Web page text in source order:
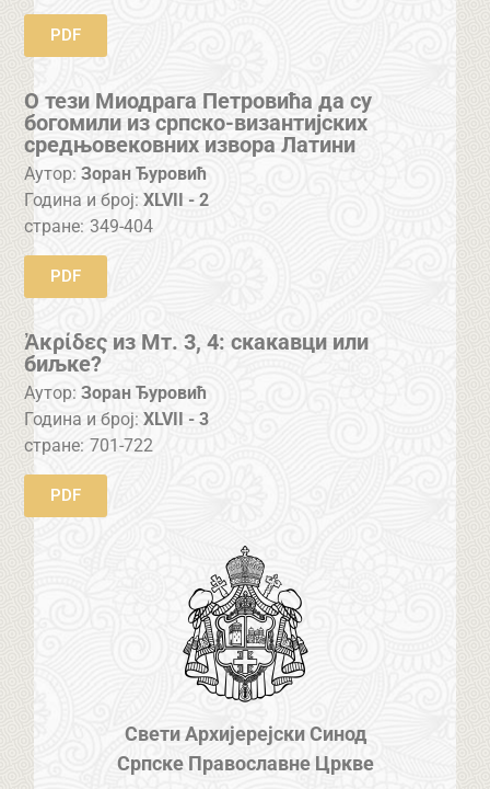
PDF
О тези Миодрага Петровића да су
богомили из српско-византијских
средњoвековних извора Латини
Аутор: Зоран Ђуровић
Година и број:XLVII - 2
стране: 349-404
PDF
Ἀκρίδες из Мт. 3, 4: скакавци или
биљке?
Аутор: Зоран Ђуровић
Година и број:XLVII - 3
стране: 701-722
PDF
Свети Архијерејски Синод
Српске Православне Цркве